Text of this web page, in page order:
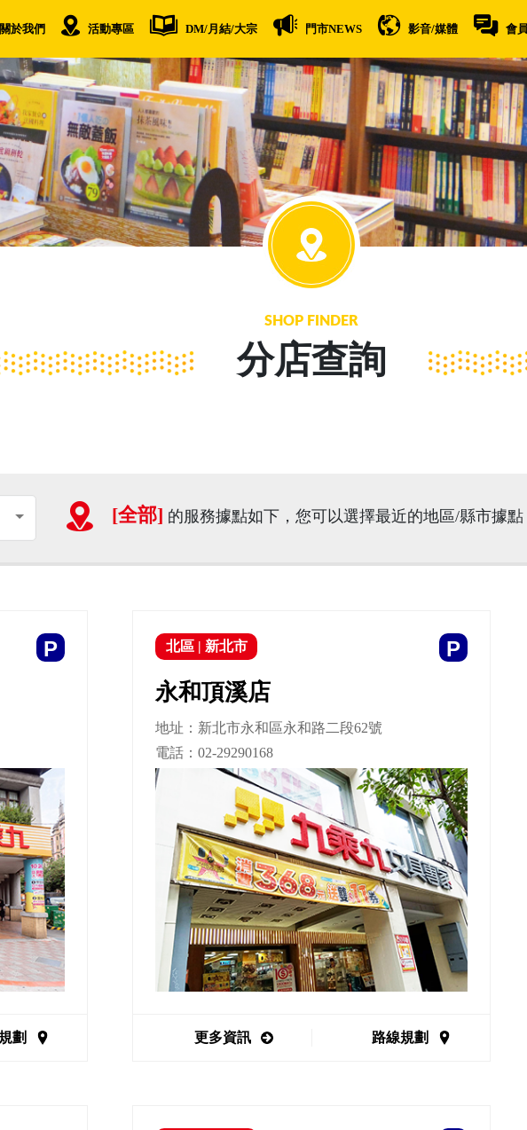
關於我們 活動專區 DM/月結/大宗 門市NEWS 影音/媒體 會
SHOP FINDER
分店查詢
[全部] 的服務據點如下，您可以選擇最近的地區/縣市據點
P
劃
P
北區| 新北市
永和頂溪店
地址：新北市永和區永和路二段62號
電話：02-29290168
更多資訊 路線規劃